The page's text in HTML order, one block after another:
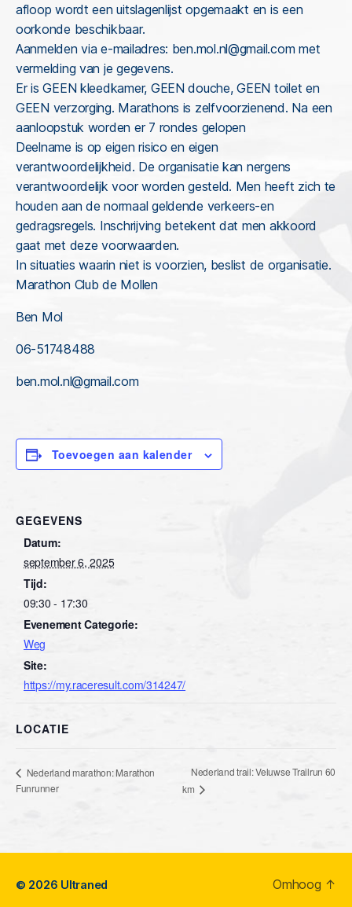
afloop wordt een uitslagenlijst opgemaakt en is een
oorkonde beschikbaar.
Aanmelden via e-mailadres: ben.mol.nl@gmail.com met
vermelding van je gegevens.
Er is GEEN kleedkamer, GEEN douche, GEEN toilet en
GEEN verzorging. Marathons is zelfvoorzienend. Na een
aanloopstuk worden er 7 rondes gelopen
Deelname is op eigen risico en eigen
verantwoordelijkheid. De organisatie kan nergens
verantwoordelijk voor worden gesteld. Men heeft zich te
houden aan de normaal geldende verkeers-en
gedragsregels. Inschrijving betekent dat men akkoord
gaat met deze voorwaarden.
In situaties waarin niet is voorzien, beslist de organisatie.
Marathon Club de Mollen
Ben Mol
06-51748488
ben.mol.nl@gmail.com
Toevoegen aan kalender
GEGEVENS
Datum:
september 6, 2025
Tijd:
09:30 - 17:30
Evenement Categorie:
Weg
Site:
https://my.raceresult.com/314247/
LOCATIE
Nederland marathon: Marathon
Funrunner
Nederland trail: Veluwse Trailrun 60
km
© 2026 Ultraned Omhoog ↑